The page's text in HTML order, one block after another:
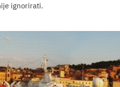
ignorirati.